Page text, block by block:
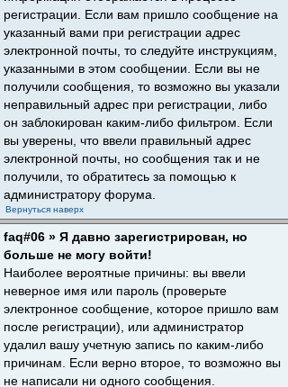
регистрации. Если вам пришло сообщение на
указанный вами при регистрации адрес
электронной почты, то следуйте инструкциям,
указанными в этом сообщении. Если вы не
получили сообщения, то возможно вы указали
неправильный адрес при регистрации, либо
он заблокирован каким-либо фильтром. Если
вы уверены, что ввели правильный адрес
электронной почты, но сообщения так и не
получили, то обратитесь за помощью к
администратору форума.
Вернуться наверх
faq#06 » Я давно зарегистрирован, но
больше не могу войти!
Наиболее вероятные причины: вы ввели
неверное имя или пароль (проверьте
электронное сообщение, которое пришло вам
после регистрации), или администратор
удалил вашу учетную запись по каким-либо
причинам. Если верно второе, то возможно вы
не написали ни одного сообщения.